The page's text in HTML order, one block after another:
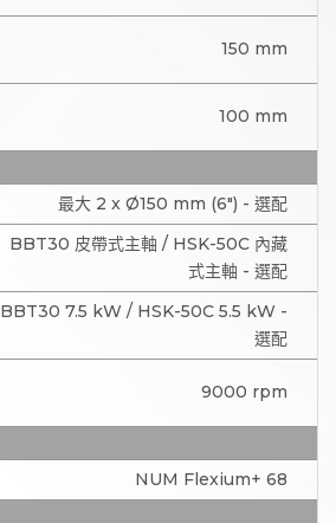
150 mm
100 mm
最大 2 x Ø150 mm (6") - 選配
BBT30 皮帶式主軸 / HSK-50C 內藏
式主軸 - 選配
BBT30 7.5 kW / HSK-50C 5.5 kW -
選配
9000 rpm
NUM Flexium+ 68